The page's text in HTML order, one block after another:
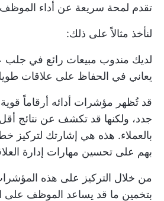
تقدم لمحة سريعة عن أداء
لنأخذ مثالاً على ذلك:
لديك مندوب مبيعات رائع في جلب
يعاني في الحفاظ على علاقات
قد تُظهر مؤشرات أدائه أرقاماً
جدد، ولكنها قد تكشف عن نتائج
بالعملاء. هذه هي إشارتك لتركيز
بهم على تحسين مهارات إدارة
من خلال التركيز على هذه
بتخمين ما قد يساعد الموظف على